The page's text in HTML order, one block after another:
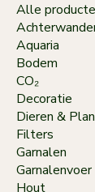
Alle
Aquaria
Bodem
CO₂
Decoratie
Dieren &
Filters
Garnalen
Garnalenvoer
Hout